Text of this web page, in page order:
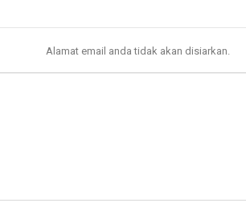
Alamat email anda tidak akan disiarkan.